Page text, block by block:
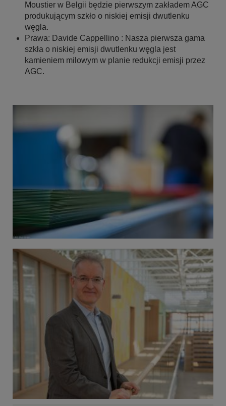
Moustier w Belgii będzie pierwszym zakładem AGC
produkującym szkło o niskiej emisji dwutlenku
węgla.
Prawa: Davide Cappellino : Nasza pierwsza gama
szkła o niskiej emisji dwutlenku węgla jest
kamieniem milowym w planie redukcji emisji przez
AGC.